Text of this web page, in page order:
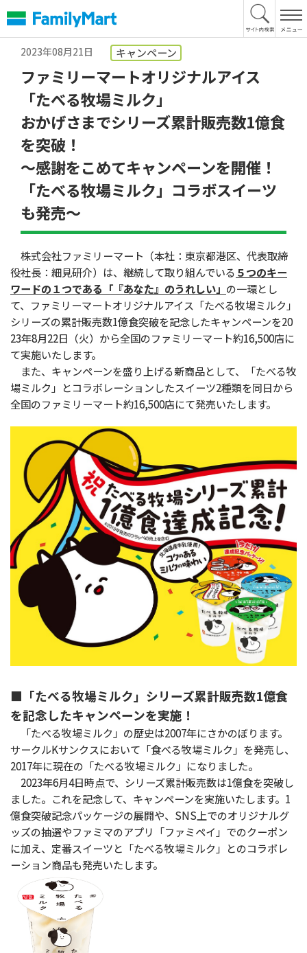
文
へ
2023年08月21日
キャンペーン
ファミリーマートオリジナルアイス
「たべる牧場ミルク」
おかげさまでシリーズ累計販売数1億食
を突破！
～感謝をこめてキャンペーンを開催！
「たべる牧場ミルク」コラボスイーツ
も発売～
株式会社ファミリーマート（本社：東京都港区、代表取締
役社長：細見研介）は、継続して取り組んでいる ５つのキー
ワードの１つである「『あなた』のうれしい」 の一環とし
て、ファミリーマートオリジナルアイス「たべる牧場ミルク」
シリーズの累計販売数1億食突破を記念したキャンペーンを20
23年8月22日（火）から全国のファミリーマート約16,500店に
て実施いたします。
また、キャンペーンを盛り上げる新商品として、「たべる牧
場ミルク」とコラボレーションしたスイーツ2種類を同日から
全国のファミリーマート約16,500店にて発売いたします。
■「たべる牧場ミルク」シリーズ累計販売数1億食
を記念したキャンペーンを実施！
「たべる牧場ミルク」の歴史は2007年にさかのぼります。
サークルKサンクスにおいて「食べる牧場ミルク」を発売し、
2017年に現在の「たべる牧場ミルク」になりました。
2023年6月4日時点で、シリーズ累計販売数は1億食を突破し
ました。これを記念して、キャンペーンを実施いたします。1
億食突破記念パッケージの展開や、SNS上でのオリジナルグ
ッズの抽選やファミマのアプリ「ファミペイ」でのクーポン
に加え、定番スイーツと「たべる牧場ミルク」とのコラボレ
ーション商品も発売いたします。